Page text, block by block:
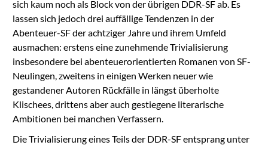
sich kaum noch als Block von der übrigen DDR-SF ab. Es
lassen sich jedoch drei auffällige Tendenzen in der
Abenteuer-SF der achtziger Jahre und ihrem Umfeld
ausmachen: erstens eine zunehmende Trivialisierung
insbesondere bei abenteuerorientierten Romanen von SF-
Neulingen, zweitens in einigen Werken neuer wie
gestandener Autoren Rückfälle in längst überholte
Klischees, drittens aber auch gestiegene literarische
Ambitionen bei manchen Verfassern.
Die Trivialisierung eines Teils der DDR-SF entsprang unter